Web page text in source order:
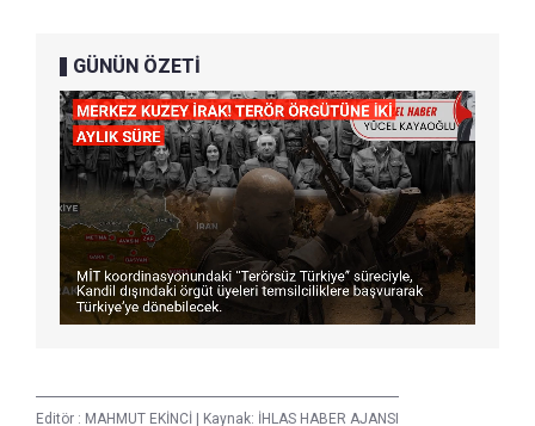
GÜNÜN ÖZETİ
Editör : MAHMUT EKİNCİ Kaynak: İHLAS HABER AJANSI